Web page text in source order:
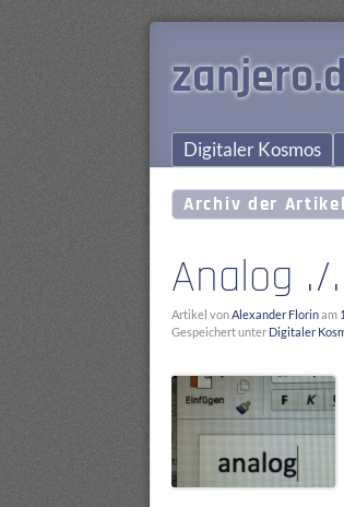
Digitaler Kosmos
Archiv der
Analog ./
Artikel vonAlexander Florinam
Gespeichert unter Digitaler